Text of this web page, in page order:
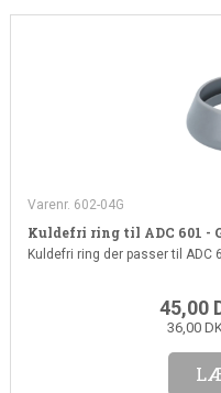
Varenr. 602-04G
Kuldefri ring til ADC 601 -
Kuldefri ring der passer til ADC
45,00
36,00